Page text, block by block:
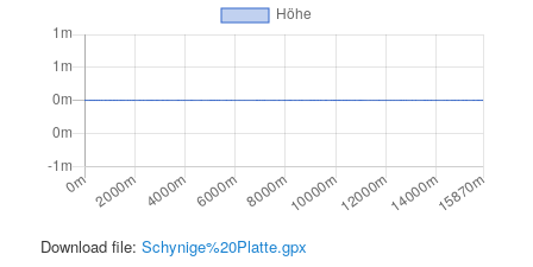
Download file:Schynige%20Platte.gpx